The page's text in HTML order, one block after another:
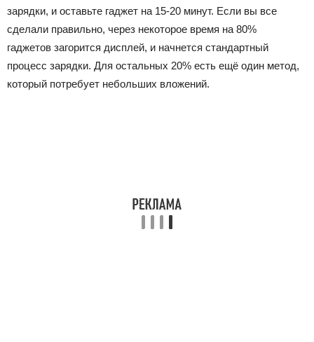
зарядки, и оставьте гаджет на 15-20 минут. Если вы все
сделали правильно, через некоторое время на 80%
гаджетов загорится дисплей, и начнется стандартный
процесс зарядки. Для остальных 20% есть ещё один метод,
который потребует небольших вложений.